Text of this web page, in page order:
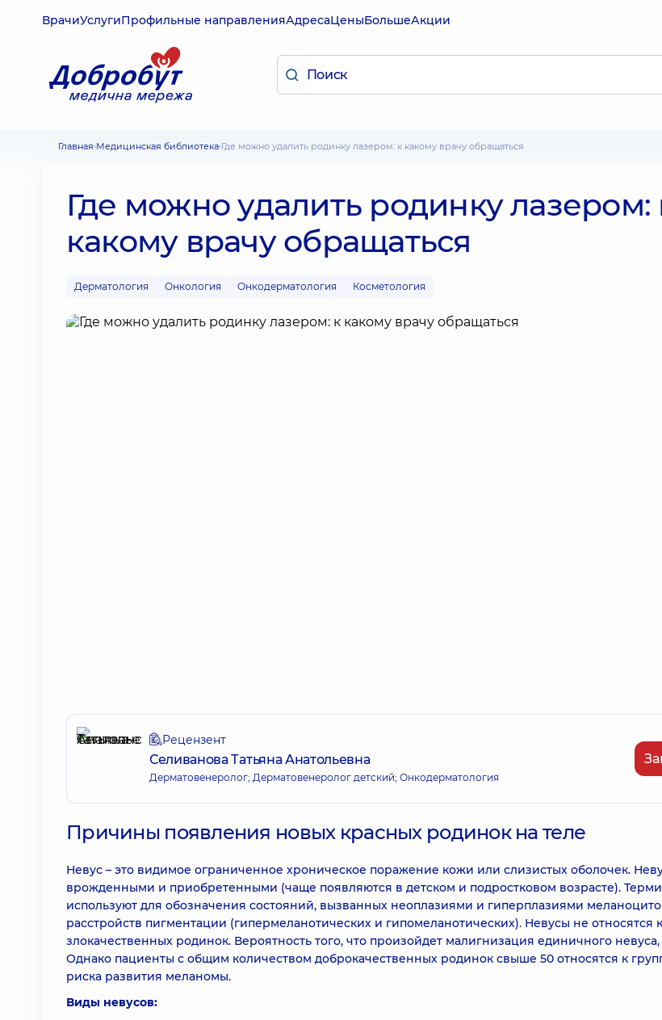
ВрачиУслугиПрофильные направленияАдресаЦеныБольшеАкции
Главная Медицинская библиотека Где можно удалить родинку лазером: к какому врачу обращаться
Где можно удалить родинку лазером:
какому врачу обращаться
Дерматология Онкология Онкодерматология Косметология
Рецензент
Селиванова Татьяна Анатольевна
Дерматовенеролог; Дерматовенеролог детский; Онкодерматология
Причины появления новых красных родинок на теле
Невус – это видимое ограниченное хроническое поражение кожи или слизистых оболочек.
врожденными и приобретенными (чаще появляются в детском и подростковом возрасте).
используют для обозначения состояний, вызванных неоплазиями и гиперплазиями
расстройств пигментации (гипермеланотических и гипомеланотических). Невусы не относятся
злокачественных родинок. Вероятность того, что произойдет малигнизация единичного
Однако пациенты с общим количеством доброкачественных родинок свыше 50 относятся к
риска развития меланомы.
Виды невусов: